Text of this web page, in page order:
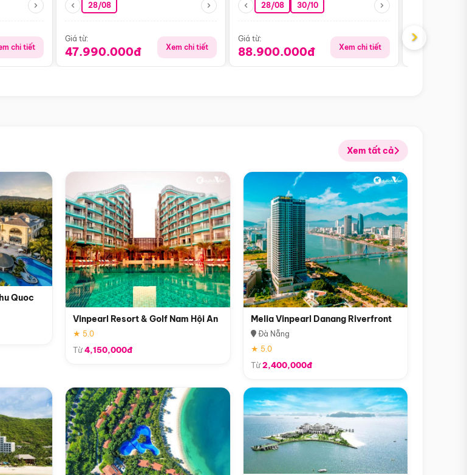
chi tiết
28/08
Giá từ:
47.990.000đ Xem chi tiết
28/08 30/10
Giá từ:
88.900.000đ Xem chi tiết
Giá từ:
›
Xem tất cả
Quoc
Vinpearl Resort & Golf Nam Hội An
★ 5.0
Từ4,150,000đ
Melia Vinpearl Danang Riverfront
Đà Nẵng
★ 5.0
Từ2,400,000đ